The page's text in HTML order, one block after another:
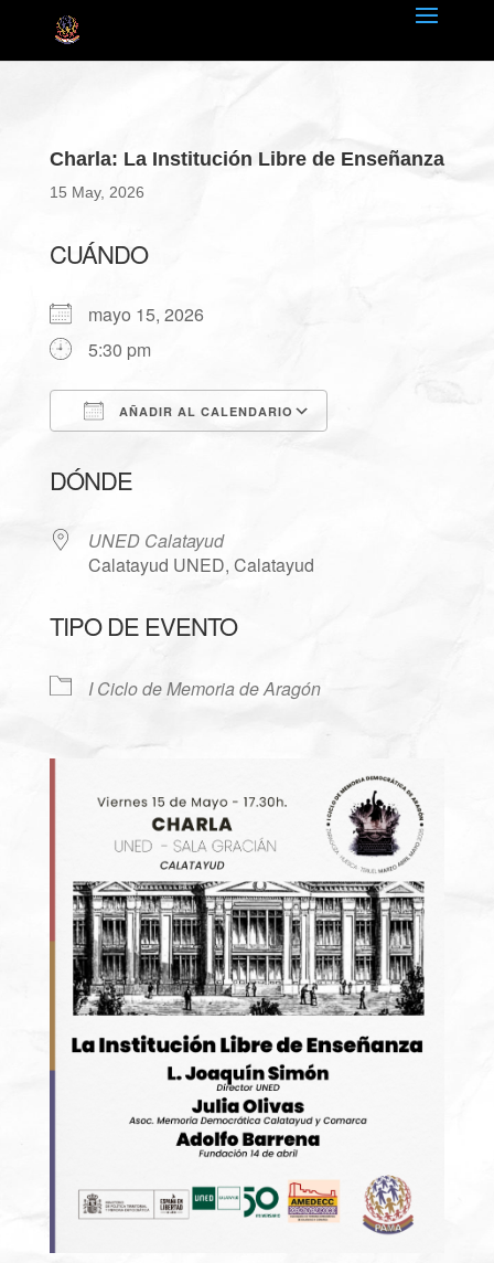
Charla: La Institución Libre de Enseñanza
15 May, 2026
CUÁNDO
mayo 15, 2026
5:30 pm
AÑADIR AL CALENDARIO
DÓNDE
UNED Calatayud
Calatayud UNED, Calatayud
TIPO DE EVENTO
I Ciclo de Memoria de Aragón